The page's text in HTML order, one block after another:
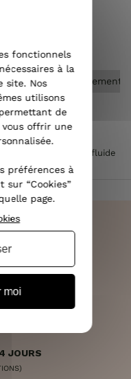
femme
Pantalon fluide
Yunaé
JOURS
fonctionnels
à la
site. Nos
utilisons
de
offrir une
préférences à
“Cookies”
page.
moi